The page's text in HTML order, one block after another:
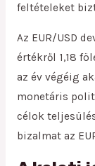
feltételeket
Az EUR/USD
értékről 1,18
az év végéig
monetáris
célok
bizalmat az